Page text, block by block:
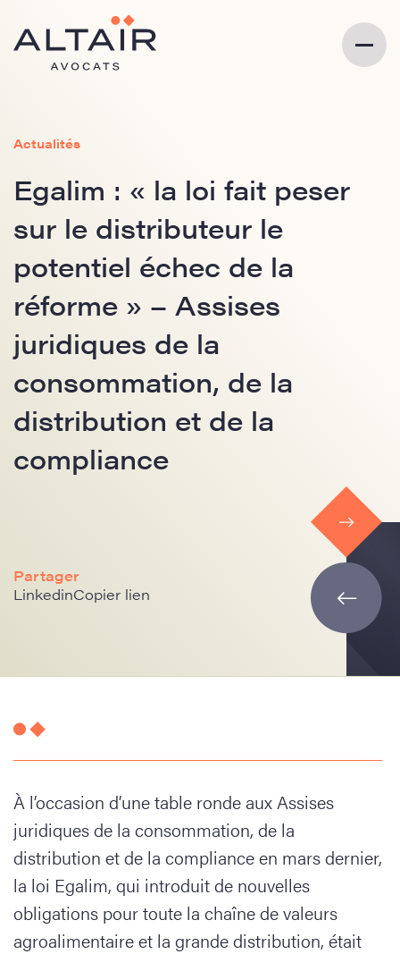
Actualités
Egalim : « la loi fait peser
sur le distributeur le
potentiel échec de la
réforme » – Assises
juridiques de la
consommation, de la
distribution et de la
compliance
Partager
LinkedinCopier lien
À l’occasion d’une table ronde aux Assises
juridiques de la consommation, de la
distribution et de la compliance en mars dernier,
la loi Egalim, qui introduit de nouvelles
obligations pour toute la chaîne de valeurs
agroalimentaire et la grande distribution, était